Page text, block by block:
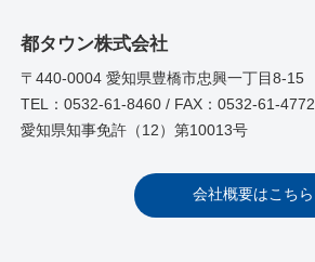
都タウン株式会社
〒440-0004 愛知県豊橋市忠興一丁目8-15
TEL：0532-61-8460 / FAX：0532-61-4772
愛知県知事免許（12）第10013号
会社概要はこちら